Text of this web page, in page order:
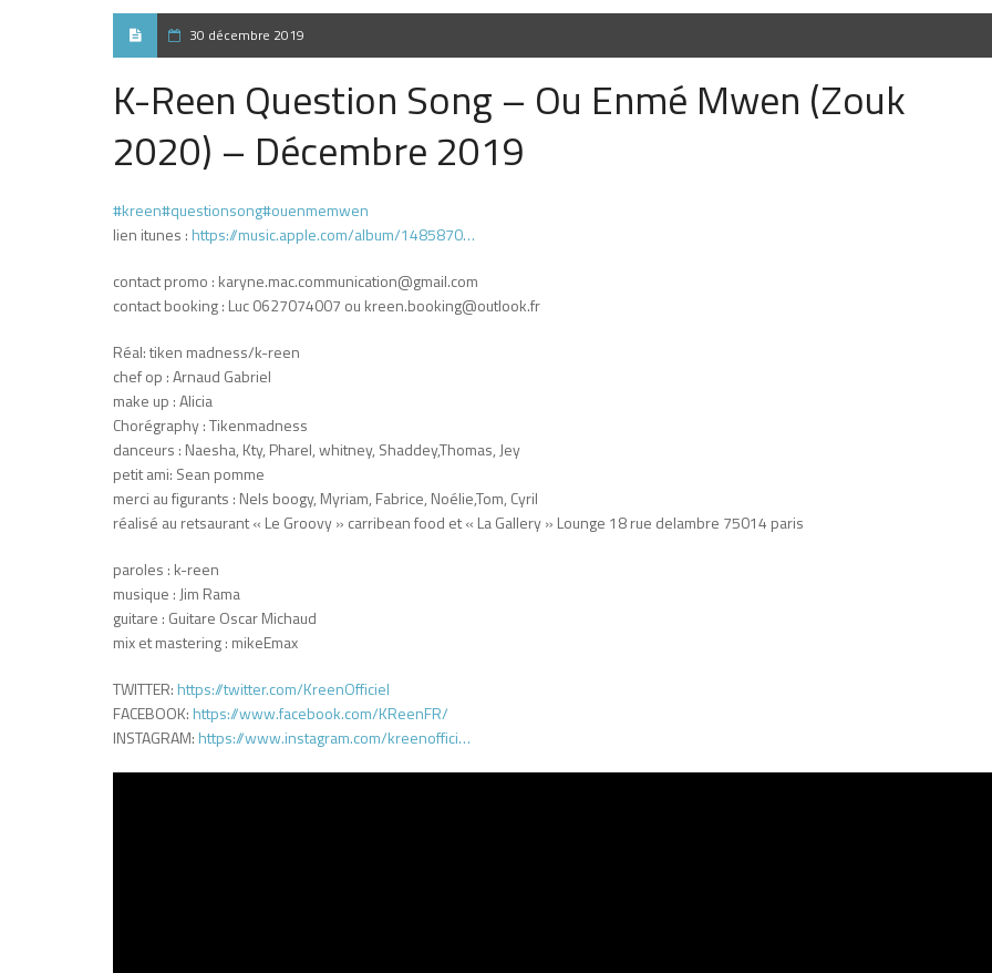
30 décembre 2019
K-Reen Question Song – Ou Enmé Mwen (Zouk
2020) – Décembre 2019
#kreen#questionsong#ouenmemwen
lien itunes : https://music.apple.com/album/1485870…
contact promo : karyne.mac.communication@gmail.com
contact booking : Luc 0627074007 ou kreen.booking@outlook.fr
Réal: tiken madness/k-reen
chef op : Arnaud Gabriel
make up : Alicia
Chorégraphy : Tikenmadness
danceurs : Naesha, Kty, Pharel, whitney, Shaddey,Thomas, Jey
petit ami: Sean pomme
merci au figurants : Nels boogy, Myriam, Fabrice, Noélie,Tom, Cyril
réalisé au retsaurant « Le Groovy » carribean food et « La Gallery » Lounge 18 rue delambre 75014 paris
paroles : k-reen
musique : Jim Rama
guitare : Guitare Oscar Michaud
mix et mastering : mikeEmax
TWITTER: https://twitter.com/KreenOfficiel
FACEBOOK: https://www.facebook.com/KReenFR/
INSTAGRAM: https://www.instagram.com/kreenoffici…